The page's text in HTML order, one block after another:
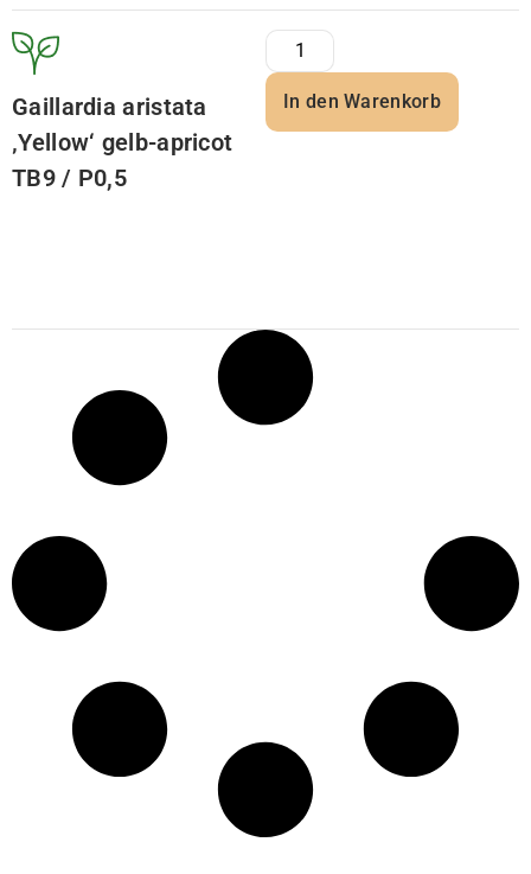
Gaillardia aristata
‚Yellow‘ gelb-apricot
TB9 / P0,5
In den Warenkorb